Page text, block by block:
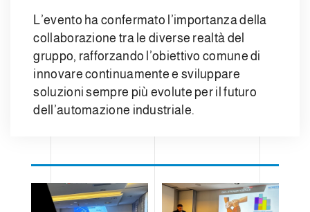
L’evento ha confermato l’importanza della
collaborazione tra le diverse realtà del
gruppo, rafforzando l’obiettivo comune di
innovare continuamente e sviluppare
soluzioni sempre più evolute per il futuro
dell’automazione industriale.